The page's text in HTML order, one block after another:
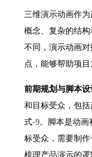
三维演示动画作
概念、复杂的结
不同，演示动画
点，能够帮助项
前期规划与脚本设
和目标受众，包
式-9。脚本是动画
标受众，需要制
梳理产品演示的